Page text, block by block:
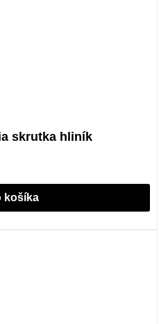
skrutka hliník
košíka